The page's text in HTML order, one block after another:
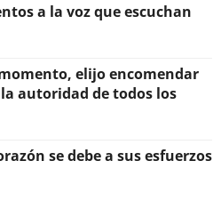
a la voz que escuchan
elijo encomendar
autoridad de todos los
se debe a sus esfuerzos